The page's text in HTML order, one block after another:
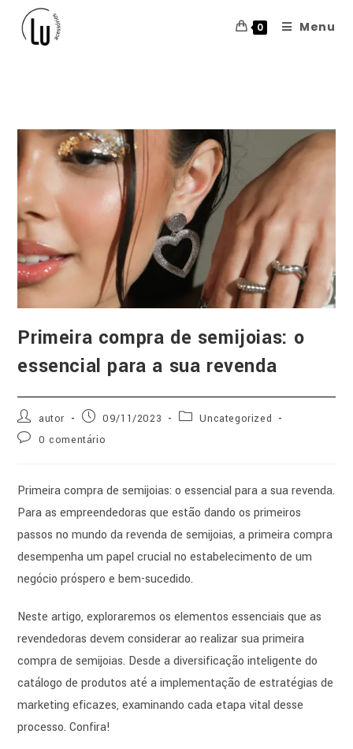
0 Menu
Blog
Primeira compra de semijoias: o
essencial para a sua revenda
autor 09/11/2023
Uncategorized
0 comentário
Primeira compra de semijoias: o essencial para a sua revenda.
Para as empreendedoras que estão dando os primeiros
passos no mundo da revenda de semijoias, a primeira compra
desempenha um papel crucial no estabelecimento de um
negócio próspero e bem-sucedido.
Neste artigo, exploraremos os elementos essenciais que as
revendedoras devem considerar ao realizar sua primeira
compra de semijoias. Desde a diversificação inteligente do
catálogo de produtos até a implementação de estratégias de
marketing eficazes, examinando cada etapa vital desse
processo. Confira!